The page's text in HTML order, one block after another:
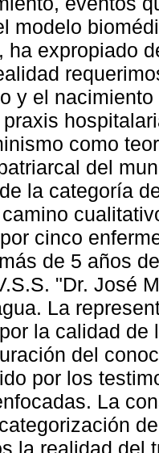
modelo
ha expropiado
y el
como
del
la categoría
cinco
de 5 años
"Dr. José
La
la calidad
del
por los
La
la realidad del